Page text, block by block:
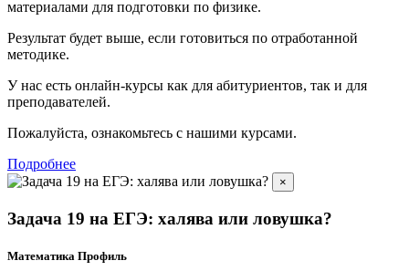
материалами для подготовки по физике.
Результат будет выше, если готовиться по отработанной
методике.
У нас есть онлайн-курсы как для абитуриентов, так и для
преподавателей.
Пожалуйста, ознакомьтесь с нашими курсами.
Подробнее
×
Задача 19 на ЕГЭ: халява или ловушка?
Математика Профиль